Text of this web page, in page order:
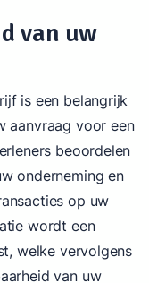
van uw
is een belangrijk
aanvraag voor een
beoordelen
onderneming en
op uw
wordt een
welke vervolgens
van uw